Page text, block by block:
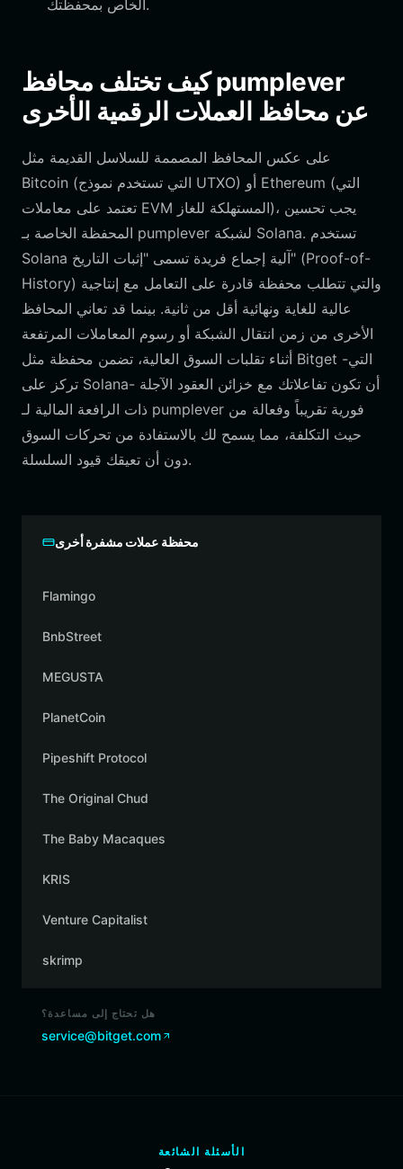
الخاص بمحفظتك.
كيف تختلف محافظ pumplever
عن محافظ العملات الرقمية الأخرى
على عكس المحافظ المصممة للسلاسل القديمة مثل
Bitcoin (التي تستخدم نموذج UTXO) أو Ethereum (التي
تعتمد على معاملات EVM المستهلكة للغاز)، يجب تحسين
المحفظة الخاصة بـ pumplever لشبكة Solana. تستخدم
Solana آلية إجماع فريدة تسمى "إثبات التاريخ" (Proof-of-
History) والتي تتطلب محفظة قادرة على التعامل مع إنتاجية
عالية للغاية ونهائية أقل من ثانية. بينما قد تعاني المحافظ
الأخرى من زمن انتقال الشبكة أو رسوم المعاملات المرتفعة
أثناء تقلبات السوق العالية، تضمن محفظة مثل Bitget -التي
تركز على Solana- أن تكون تفاعلاتك مع خزائن العقود الآجلة
ذات الرافعة المالية لـ pumplever فورية تقريباً وفعالة من
حيث التكلفة، مما يسمح لك بالاستفادة من تحركات السوق
دون أن تعيقك قيود السلسلة.
محفظة عملات مشفرة أخرى
Flamingo
BnbStreet
MEGUSTA
PlanetCoin
Pipeshift Protocol
The Original Chud
The Baby Macaques
KRIS
Venture Capitalist
skrimp
هل تحتاج إلى مساعدة؟
service@bitget.com
الأسئلة الشائعة